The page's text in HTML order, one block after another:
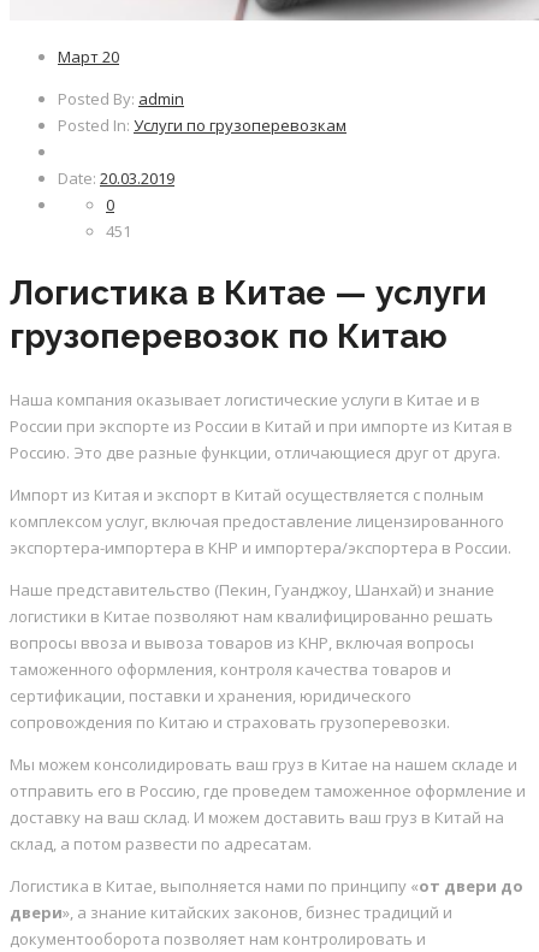
Март20
Posted By: admin
Posted In: Услуги по грузоперевозкам
Date: 20.03.2019
0
451
Логистика в Китае — услуги
грузоперевозок по Китаю
Наша компания оказывает логистические услуги в Китае и в
России при экспорте из России в Китай и при импорте из Китая в
Россию. Это две разные функции, отличающиеся друг от друга.
Импорт из Китая и экспорт в Китай осуществляется с полным
комплексом услуг, включая предоставление лицензированного
экспортера-импортера в КНР и импортера/экспортера в России.
Наше представительство (Пекин, Гуанджоу, Шанхай) и знание
логистики в Китае позволяют нам квалифицированно решать
вопросы ввоза и вывоза товаров из КНР, включая вопросы
таможенного оформления, контроля качества товаров и
сертификации, поставки и хранения, юридического
сопровождения по Китаю и страховать грузоперевозки.
Мы можем консолидировать ваш груз в Китае на нашем складе и
отправить его в Россию, где проведем таможенное оформление и
доставку на ваш склад. И можем доставить ваш груз в Китай на
склад, а потом развести по адресатам.
Логистика в Китае, выполняется нами по принципу «от двери до
двери», а знание китайских законов, бизнес традиций и
документооборота позволяет нам контролировать и